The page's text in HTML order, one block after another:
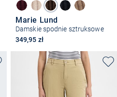
Marie Lund
Damskie spodnie sztruksowe
349,95 zł